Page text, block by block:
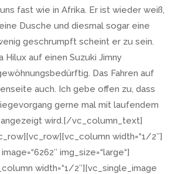
fast wie in Afrika. Er ist wieder weiß,
Dusche und diesmal sogar eine
geschrumpft scheint er zu sein.
Hilux auf einen Suzuki Jimny
Das Fahren auf
auch. Ich gebe offen zu, dass
gerne mal mit laufendem
wird.[/vc_column_text]
width=“1/2″]
img_size=“large“]
width=“1/2″][vc_single_image